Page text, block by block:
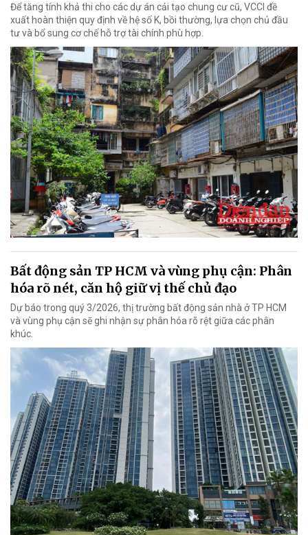
Để tăng tính khả thi cho các dự án cải tạo chung cư cũ, VCCI đề
xuất hoàn thiện quy định về hệ số K, bồi thường, lựa chọn chủ đầu
tư và bổ sung cơ chế hỗ trợ tài chính phù hợp.
Bất động sản TP HCM và vùng phụ cận: Phân
hóa rõ nét, căn hộ giữ vị thế chủ đạo
Dự báo trong quý 3/2026, thị trường bất động sản nhà ở TP HCM
và vùng phụ cận sẽ ghi nhận sự phân hóa rõ rệt giữa các phân
khúc.